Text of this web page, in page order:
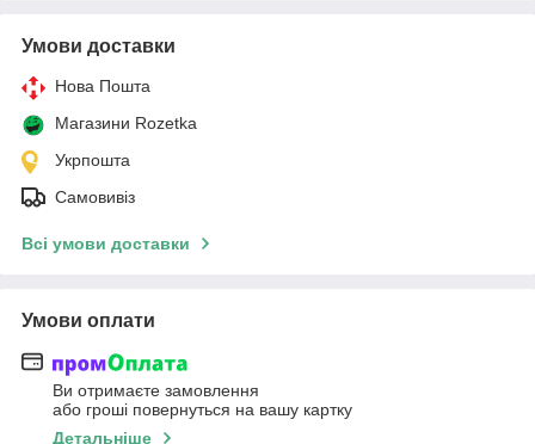
Умови доставки
Нова Пошта
Магазини Rozetka
Укрпошта
Самовивіз
Всі умови доставки
Умови оплати
Ви отримаєте замовлення
або гроші повернуться на вашу картку
Детальніше